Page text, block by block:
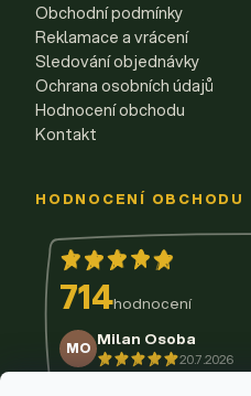
Obchodní podmínky
Reklamace a vrácení
Sledování objednávky
Ochrana osobních údajů
Hodnocení obchodu
Kontakt
HODNOCENÍ OBCHODU
714hodnocení
MO Milan Osoba
20.7.2026
14.7.2026
11.7.2026
9.7.2026
3.7.2026
29.6.2026